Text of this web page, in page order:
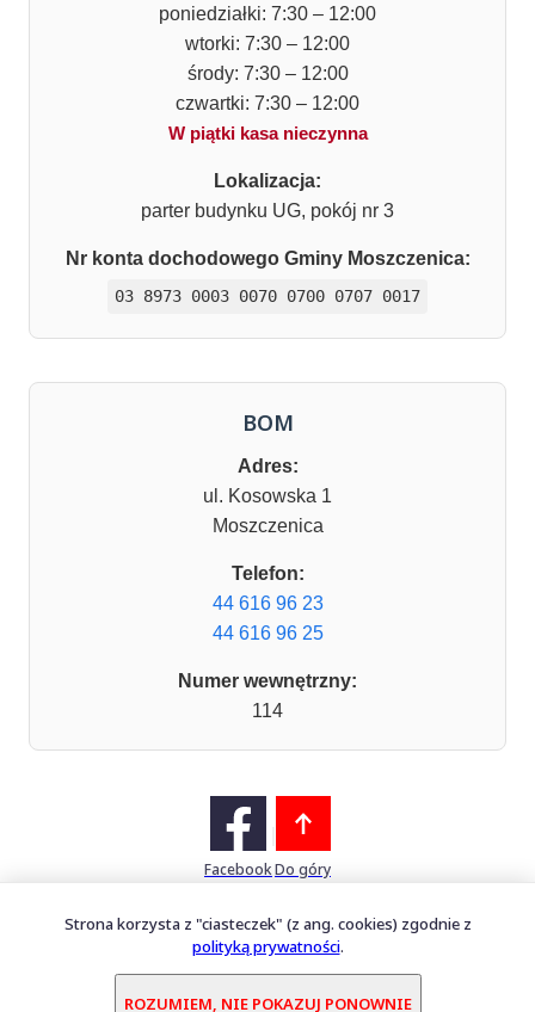
poniedziałki: 7:30 – 12:00
wtorki: 7:30 – 12:00
środy: 7:30 – 12:00
czwartki: 7:30 – 12:00
W piątki kasa nieczynna
Lokalizacja:
parter budynku UG, pokój nr 3
Nr konta dochodowego Gminy Moszczenica:
03 8973 0003 0070 0700 0707 0017
BOM
Adres:
ul. Kosowska 1
Moszczenica
Telefon:
44 616 96 23
44 616 96 25
Numer wewnętrzny:
114
FacebookDo góry
Strona korzysta z "ciasteczek" (z ang. cookies) zgodnie z
polityką prywatności.
ROZUMIEM, NIE POKAZUJ PONOWNIE